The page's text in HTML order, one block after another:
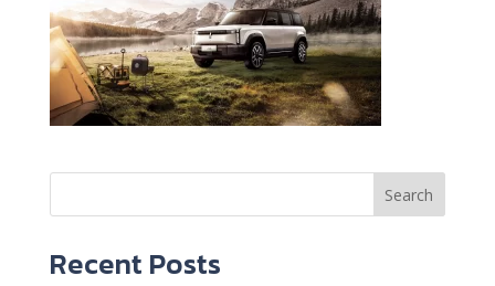
Search
Recent Posts